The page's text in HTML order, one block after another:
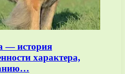
— история
характера,